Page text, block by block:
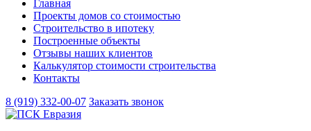
Главная
Проекты домов со стоимостью
Строительство в ипотеку
Построенные объекты
Отзывы наших клиентов
Калькулятор стоимости строительства
Контакты
8 (919) 332-00-07 Заказать звонок